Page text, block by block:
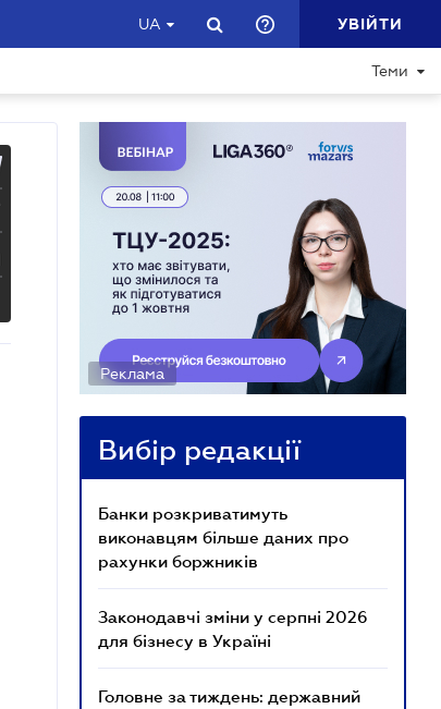
UA УВІЙТИ
Теми
Реклама
Вибір редакції
Банки розкриватимуть
виконавцям більше даних про
рахунки боржників
Законодавчі зміни у серпні 2026
для бізнесу в Україні
Головне за тиждень: державний